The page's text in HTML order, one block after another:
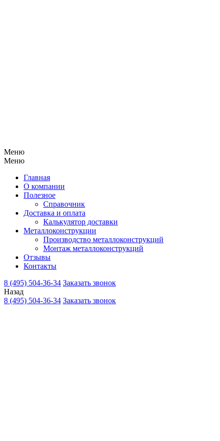
Меню
Меню
Главная
О компании
Полезное
Справочник
Доставка и оплата
Калькулятор доставки
Металлоконструкции
Производство металлоконструкций
Монтаж металлоконструкций
Отзывы
Контакты
8 (495) 504-36-34 Заказать звонок
Назад
8 (495) 504-36-34 Заказать звонок